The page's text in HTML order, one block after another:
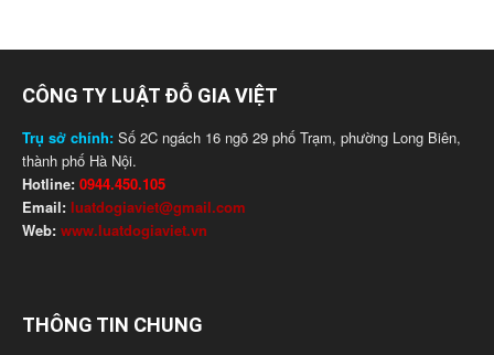
CÔNG TY LUẬT ĐỖ GIA VIỆT
Trụ sở chính: Số 2C ngách 16 ngõ 29 phố Trạm, phường Long Biên,
thành phố Hà Nội.
Hotline: 0944.450.105
Email: luatdogiaviet@gmail.com
Web: www.luatdogiaviet.vn
THÔNG TIN CHUNG